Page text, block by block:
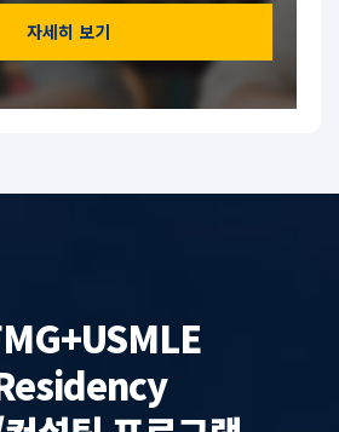
자세히 보기